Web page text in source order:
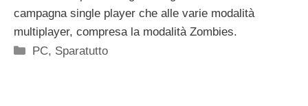
campagna single player che alle varie modalità
multiplayer, compresa la modalità Zombies.
Categorie
PC, Sparatutto